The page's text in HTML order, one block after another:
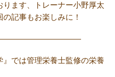
ます、トレーナー小野厚太
記事もお楽しみに！
』では管理栄養士監修の栄養